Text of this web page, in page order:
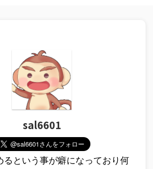
sal6601
るという事が癖になっており何